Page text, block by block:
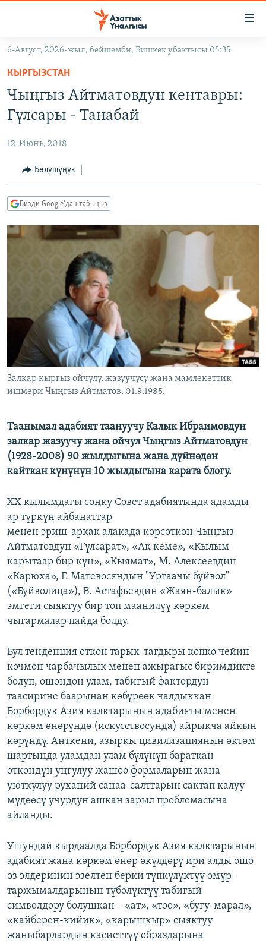
Навигацияга
өтүңүз
Издөөгө
салыңыз
ЭКОНОМИКА
МАДАНИЯТ
ДҮЙНӨ
БОРБОР АЗИЯ
УКРАИНА
АТАЙЫН ИЛИКТӨӨ
ТВ ПРОГРАММАЛАР
ЭКСПЕРТТЕР ТАЛДАЙТ
БИЗ ЖАНА ДҮЙНӨ
ЭЖЕ-СИҢДИЛЕР
ЫҢГАЙСЫЗ СУРООЛОР
ӨЗГӨЧӨ ПИКИР
Русский
ОНЛАЙН ШЕРИНЕ
ЭЕ/АРнун бардык сайттары
6-Август, 2026-жыл, бейшемби, Бишкек убактысы 05:35
КЫРГЫЗСТАН
Чыңгыз Айтматовдун кентавры:
Гүлсары - Танабай
12-Июнь, 2018
Бөлүшүңүз
Бизди Google'дан табыңыз
Залкар кыргыз ойчулу, жазуучусу жана мамлекеттик
ишмери Чыңгыз Айтматов. 01.9.1985.
Таанымал адабият таануучу Калык Ибраимовдун
залкар жазуучу жана ойчул Чыңгыз Айтматовдун
(1928-2008) 90 жылдыгына жана дүйнөдөн
кайткан күнүнүн 10 жылдыгына карата блогу.
XX кылымдагы соңку Совет адабиятында адамды
ар түркүн айбанаттар
менен эриш-аркак алакада көрсөткөн Чыңгыз
Айтматовдун «Гүлсарат», «Ак кеме», «Кылым
карытаар бир күн», «Кыямат», М. Алексеевдин
«Карюха», Г. Матевосяндын "Ургаачы буйвол"
(«Буйволица»), В. Астафьевдин «Жаян-балык»
эмгеги сыяктуу бир топ маанилүү көркөм
чыгармалар пайда болду.
Бул тенденция өткөн тарых-тагдыры көпкө чейин
көчмөн чарбачылык менен ажырагыс биримдикте
болуп, ошондон улам, табигый фактордун
таасирине баарынан көбүрөөк чалдыккан
Борбордук Азия калктарынын адабияты менен
көркөм өнөрүндө (искусствосунда) айрыкча айкын
көрүндү. Анткени, азыркы цивилизациянын өктөм
шартында уламдан улам бүлүнүп бараткан
өткөндүн уңгулуу жашоо формаларын жана
уюткулуу руханий санаа-салттарын сактап калуу
мүдөөсү учурдун ашкан зарыл проблемасына
айланды.
Ушундай кырдаалда Борбордук Азия калктарынын
адабият жана көркөм өнөр өкүлдөрү ири алды ошо
өз элдеринин эзелтен берки түпкүлүктүү өмүр-
таржымалдарынын түбөлүктүү табигый
символдору болушкан – «ат», «төө», «бугу-марал»,
«кайберен-кийик», «карышкыр» сыяктуу
жаныбарлардын касиеттүү образдарына